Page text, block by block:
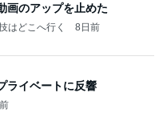
画のアップを止めた
はどこへ行く 8日前
ライベートに反響